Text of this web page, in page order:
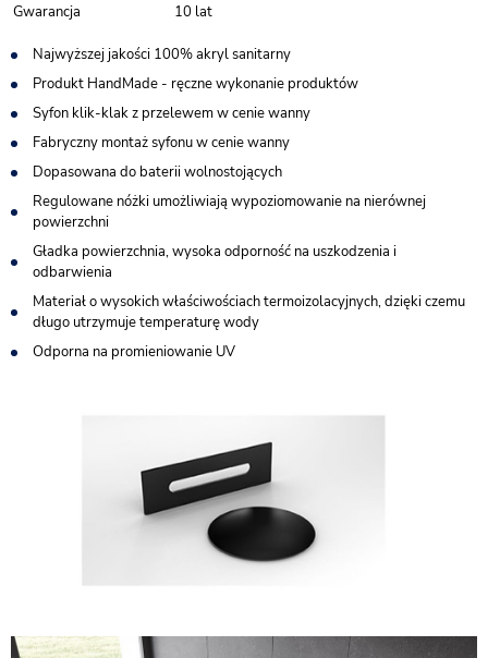
Gwarancja
10 lat
Najwyższej jakości 100% akryl sanitarny
Produkt HandMade - ręczne wykonanie produktów
Syfon klik-klak z przelewem w cenie wanny
Fabryczny montaż syfonu w cenie wanny
Dopasowana do baterii wolnostojących
Regulowane nóżki umożliwiają wypoziomowanie na nierównej
powierzchni
Gładka powierzchnia, wysoka odporność na uszkodzenia i
odbarwienia
Materiał o wysokich właściwościach termoizolacyjnych, dzięki czemu
długo utrzymuje temperaturę wody
Odporna na promieniowanie UV